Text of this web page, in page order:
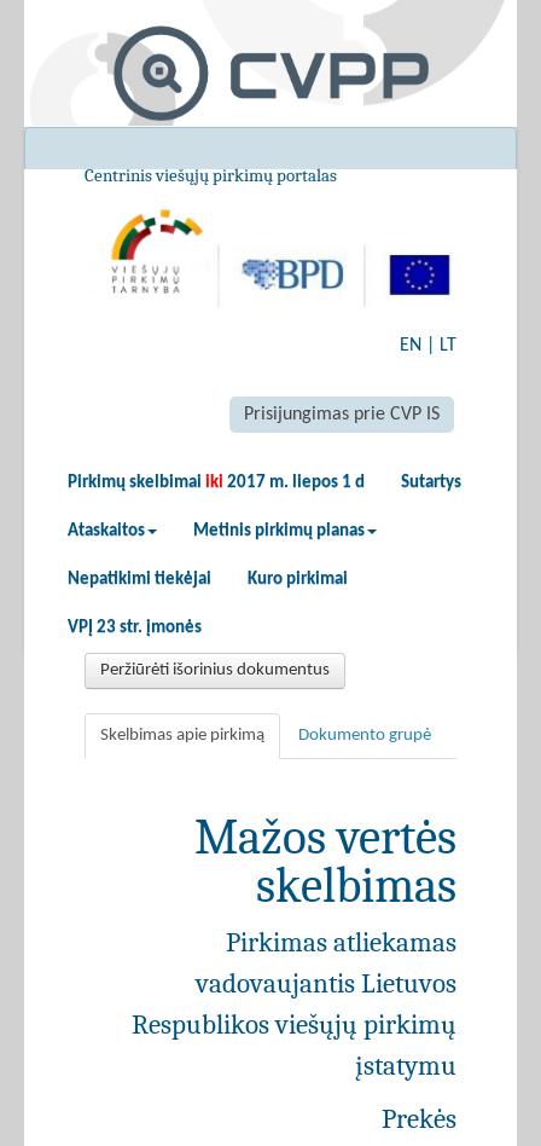
Centrinis viešųjų pirkimų portalas
EN LT
Prisijungimas prie CVP IS
Pirkimų skelbimai iki 2017 m. liepos 1 d Sutartys
Ataskaitos Metinis pirkimų planas
Nepatikimi tiekėjai Kuro pirkimai
VPĮ 23 str. įmonės
Peržiūrėti išorinius dokumentus
Skelbimas apie pirkimą Dokumento grupė
Mažos vertės
skelbimas
Pirkimas atliekamas
vadovaujantis Lietuvos
Respublikos viešųjų pirkimų
įstatymu
Prekės